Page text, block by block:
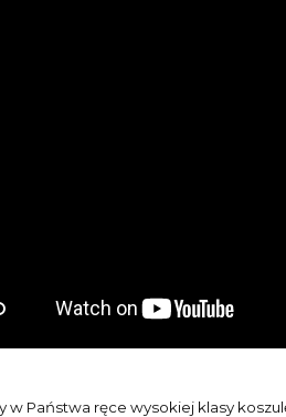
w Państwa ręce wysokiej klasy